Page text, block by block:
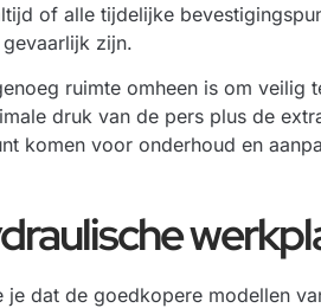
of alle tijdelijke
zijn.
ruimte omheen is om veilig
druk van de pers plus de
komen voor onderhoud en
dat de goedkopere modellen